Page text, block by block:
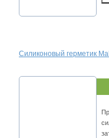
Силиконовый герметик